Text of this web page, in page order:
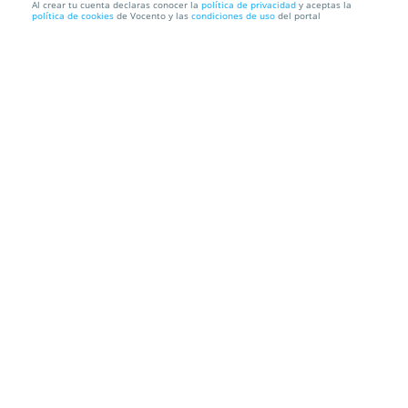
Visita a la fábrica de cerveza Smach + cata ilimitada
Al crear tu cuenta declaras conocer la política de privacidad y aceptas la
política de cookies de Vocento y las condiciones de uso del portal